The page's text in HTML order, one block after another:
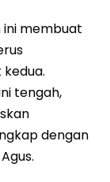
membuat
tengah,
dengan